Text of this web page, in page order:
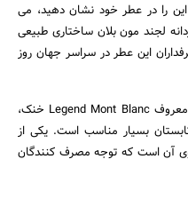
را در عطر خود نشان دهید، می
لجند مون بلان ساختاری طبیعی
این عطر در سراسر جهان روز
نوع رایحه استفاده شده در ادکلن مردانه معروف Legend Mont Blanc خنک،
بسیار مناسب است. یکی از
آن است که توجه مصرف کنندگان